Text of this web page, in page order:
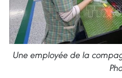
Une employée de la